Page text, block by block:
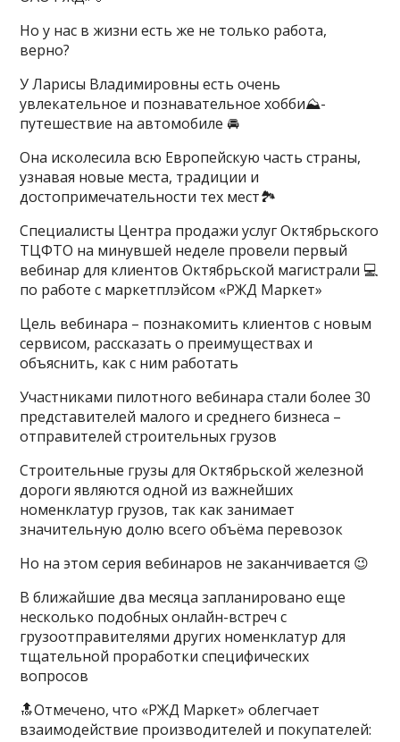
Но у нас в жизни есть же не только работа,
верно?
У Ларисы Владимировны есть очень
увлекательное и познавательное хобби⛰-
путешествие на автомобиле 🚘
Она исколесила всю Европейскую часть страны,
узнавая новые места, традиции и
достопримечательности тех мест🏞
Специалисты Центра продажи услуг Октябрьского
ТЦФТО на минувшей неделе провели первый
вебинар для клиентов Октябрьской магистрали 💻
по работе с маркетплэйсом «РЖД Маркет»
Цель вебинара – познакомить клиентов с новым
сервисом, рассказать о преимуществах и
объяснить, как с ним работать
Участниками пилотного вебинара стали более 30
представителей малого и среднего бизнеса –
отправителей строительных грузов
Строительные грузы для Октябрьской железной
дороги являются одной из важнейших
номенклатур грузов, так как занимает
значительную долю всего объёма перевозок
Но на этом серия вебинаров не заканчивается 😉
В ближайшие два месяца запланировано еще
несколько подобных онлайн-встреч с
грузоотправителями других номенклатур для
тщательной проработки специфических
вопросов
🔝Отмечено, что «РЖД Маркет» облегчает
взаимодействие производителей и покупателей: